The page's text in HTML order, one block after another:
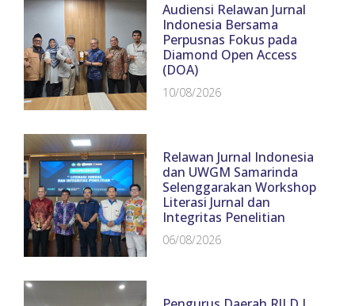
Audiensi Relawan Jurnal
Indonesia Bersama
Perpusnas Fokus pada
Diamond Open Access
(DOA)
10/08/2026
Relawan Jurnal Indonesia
dan UWGM Samarinda
Selenggarakan Workshop
Literasi Jurnal dan
Integritas Penelitian
06/08/2026